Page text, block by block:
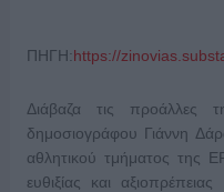
ΠΗΓΗ:https://
Διάβαζα τις προάλλες
δημοσιογράφου Γιάννη
αθλητικού τμήματος της
ευθιξίας και